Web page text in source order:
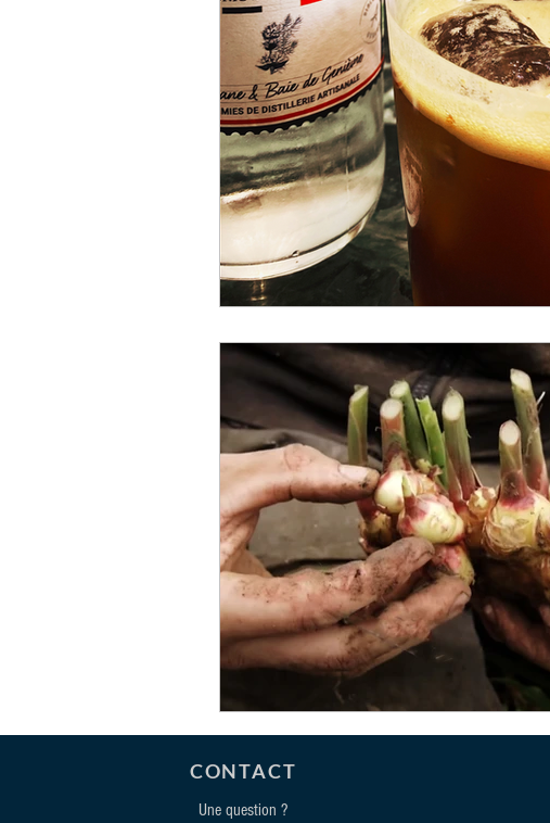
CONTACT
Une question ?